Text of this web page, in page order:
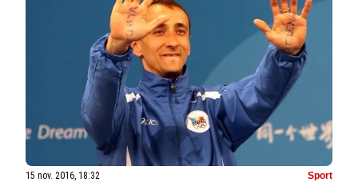
15 nov. 2016, 18:32 Sport